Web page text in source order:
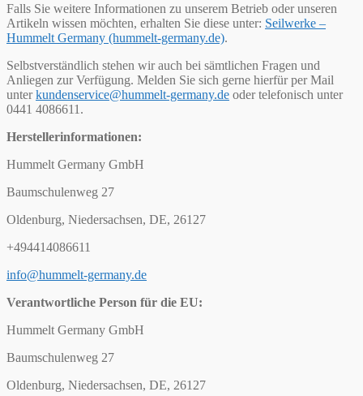
Falls Sie weitere Informationen zu unserem Betrieb oder unseren
Artikeln wissen möchten, erhalten Sie diese unter: Seilwerke –
Hummelt Germany (hummelt-germany.de).
Selbstverständlich stehen wir auch bei sämtlichen Fragen und
Anliegen zur Verfügung. Melden Sie sich gerne hierfür per Mail
unterkundenservice@hummelt-germany.de oder telefonisch unter
0441 4086611.
Herstellerinformationen:
Hummelt Germany GmbH
Baumschulenweg 27
Oldenburg, Niedersachsen, DE, 26127
+494414086611
info@hummelt-germany.de
Verantwortliche Person für die EU:
Hummelt Germany GmbH
Baumschulenweg 27
Oldenburg, Niedersachsen, DE, 26127